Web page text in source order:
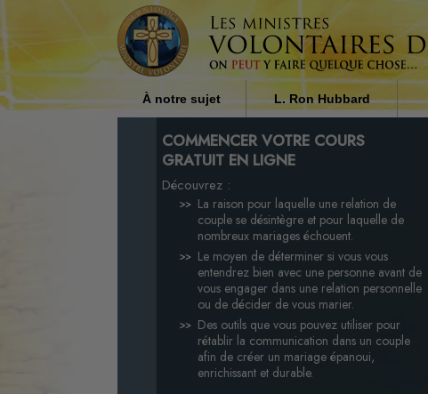
À notre sujet
Qui sont les ministres
volontaires ?
Pourquoi apportons-nous notre
L. Ron Hubbard
L’influence de la religion dans
la société par L. Ron Hubbard
COMMENCER VOTRE COURS
GRATUIT EN LIGNE
Découvrez :
La raison pour laquelle une relation de
couple se désintègre et pour laquelle de
nombreux mariages échouent.
Le moyen de déterminer si vous vous
entendrez bien avec une personne avant de
vous engager dans une relation personnelle
ou de décider de vous marier.
Des outils que vous pouvez utiliser pour
rétablir la communication dans un couple
afin de créer un mariage épanoui,
enrichissant et durable.